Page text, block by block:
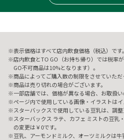
表示価格はすべて店内飲食価格（税込）です。
店内飲食とTO GO（お持ち帰り）では税率
GO不可商品は10%となります）。
商品によってご購入数の制限をさせていただ
商品は売り切れの場合がございます。
一部店舗では、価格が異なる場合、お取扱い
ページ内で使用している画像・イラストはイ
スターバックスで使用している豆乳は、調整
スターバックス ラテ、カフェ ミストの豆乳
の変更は￥0です。
豆乳、アーモンドミルク、オーツミルクは牛